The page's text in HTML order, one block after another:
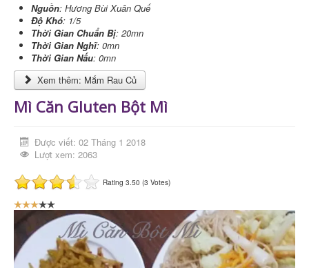
Nguồn: Hương Bùi Xuân Quế
Độ Khó: 1/5
Thời Gian Chuẩn Bị: 20mn
Thời Gian Nghĩ: 0mn
Thời Gian Nấu: 0mn
Xem thêm: Mắm Rau Củ
Mì Căn Gluten Bột Mì
Được viết: 02 Tháng 1 2018
Lượt xem: 2063
Rating 3.50 (3 Votes)
B
á